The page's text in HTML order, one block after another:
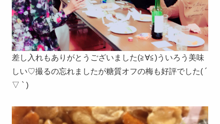
差し入れもありがとうございました(≧∀≦)ういろう美味
しい♡撮るの忘れましたが糖質オフの梅も好評でした( ´
▽ ` )